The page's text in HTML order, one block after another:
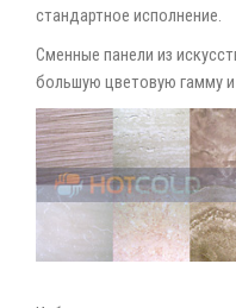
стандартное исполнение.
Сменные панели из
большую цветовую гамму